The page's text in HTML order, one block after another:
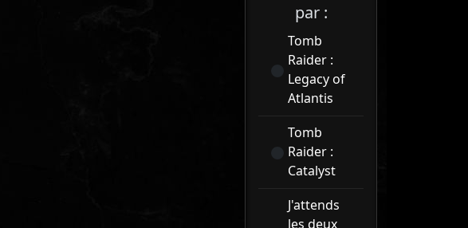
par :
Tomb
Raider :
Legacy of
Atlantis
Tomb
Raider :
Catalyst
J'attends
les deux